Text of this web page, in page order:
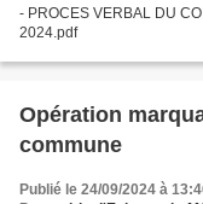
- PROCES VERBAL DU
2024.pdf
Opération
commune
Publié le 24/09/2024 à